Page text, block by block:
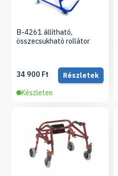
B-4261 állítható,
összecsukható rollátor
34 900 Ft
Részletek
Készleten